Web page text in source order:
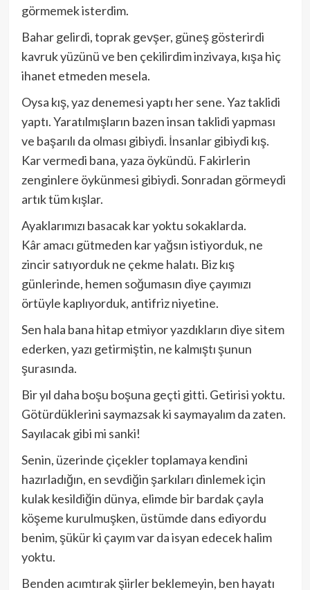
görmemek isterdim.
Bahar gelirdi, toprak gevşer, güneş gösterirdi
kavruk yüzünü ve ben çekilirdim inzivaya, kışa hiç
ihanet etmeden mesela.
Oysa kış, yaz denemesi yaptı her sene. Yaz taklidi
yaptı. Yaratılmışların bazen insan taklidi yapması
ve başarılı da olması gibiydi. İnsanlar gibiydi kış.
Kar vermedi bana, yaza öykündü. Fakirlerin
zenginlere öykünmesi gibiydi. Sonradan görmeydi
artık tüm kışlar.
Ayaklarımızı basacak kar yoktu sokaklarda.
Kâr amacı gütmeden kar yağsın istiyorduk, ne
zincir satıyorduk ne çekme halatı. Biz kış
günlerinde, hemen soğumasın diye çayımızı
örtüyle kaplıyorduk, antifriz niyetine.
Sen hala bana hitap etmiyor yazdıkların diye sitem
ederken, yazı getirmiştin, ne kalmıştı şunun
şurasında.
Bir yıl daha boşu boşuna geçti gitti. Getirisi yoktu.
Götürdüklerini saymazsak ki saymayalım da zaten.
Sayılacak gibi mi sanki!
Senin, üzerinde çiçekler toplamaya kendini
hazırladığın, en sevdiğin şarkıları dinlemek için
kulak kesildiğin dünya, elimde bir bardak çayla
köşeme kurulmuşken, üstümde dans ediyordu
benim, şükür ki çayım var da isyan edecek halim
yoktu.
Benden acımtırak şiirler beklemeyin, ben hayatı